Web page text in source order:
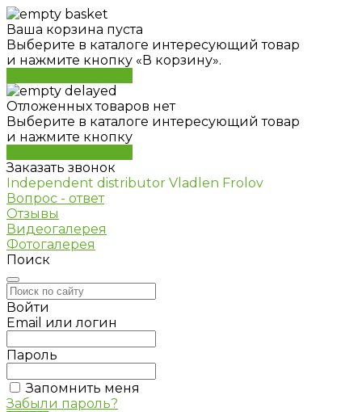
Ваша корзина пуста
Выберите в каталоге интересующий товар
и нажмите кнопку «В корзину».
Отложенных товаров нет
Выберите в каталоге интересующий товар
и нажмите кнопку
Заказать звонок
Independent distributor Vladlen Frolov
Вопрос - ответ
Отзывы
Видеогалерея
Фотогалерея
Поиск
Войти
Email или логин
Пароль
Запомнить меня
Забыли пароль?